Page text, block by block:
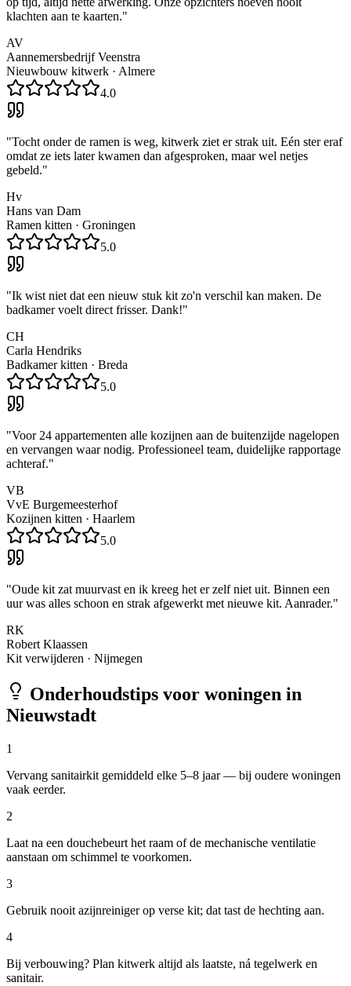
klachten aan te kaarten."
AV
Aannemersbedrijf Veenstra
Nieuwbouw kitwerk · Almere
4.0
"Tocht onder de ramen is weg, kitwerk ziet er strak uit. Eén ster eraf
omdat ze iets later kwamen dan afgesproken, maar wel netjes
gebeld."
Hv
Hans van Dam
Ramen kitten · Groningen
5.0
"Ik wist niet dat een nieuw stuk kit zo'n verschil kan maken. De
badkamer voelt direct frisser. Dank!"
CH
Carla Hendriks
Badkamer kitten · Breda
5.0
"Voor 24 appartementen alle kozijnen aan de buitenzijde nagelopen
en vervangen waar nodig. Professioneel team, duidelijke rapportage
achteraf."
VB
VvE Burgemeesterhof
Kozijnen kitten · Haarlem
5.0
"Oude kit zat muurvast en ik kreeg het er zelf niet uit. Binnen een
uur was alles schoon en strak afgewerkt met nieuwe kit. Aanrader."
RK
Robert Klaassen
Kit verwijderen · Nijmegen
Onderhoudstips voor woningen in
Nieuwstadt
1
Vervang sanitairkit gemiddeld elke 5–8 jaar — bij oudere woningen
vaak eerder.
2
Laat na een douchebeurt het raam of de mechanische ventilatie
aanstaan om schimmel te voorkomen.
3
Gebruik nooit azijnreiniger op verse kit; dat tast de hechting aan.
4
Bij verbouwing? Plan kitwerk altijd als laatste, ná tegelwerk en
sanitair.